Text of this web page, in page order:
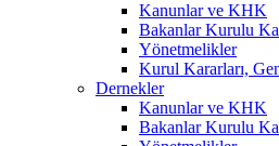
Kanunlar ve KHK
Bakanlar Kurulu
Yönetmelikler
Kurul Kararları,
Dernekler
Kanunlar ve KHK
Bakanlar Kurulu